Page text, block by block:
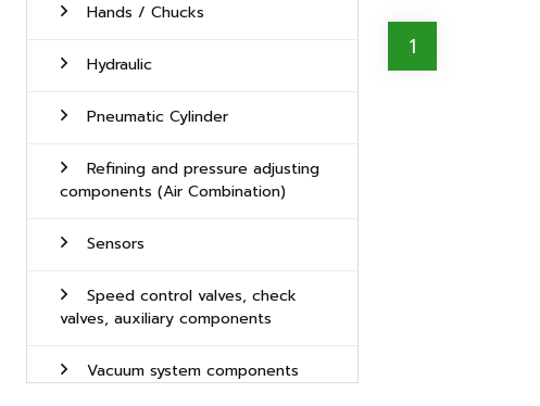
Hands / Chucks
Hydraulic
Pneumatic Cylinder
Refining and pressure adjusting
components (Air Combination)
Sensors
Speed control valves, check
valves, auxiliary components
Vacuum system components
1